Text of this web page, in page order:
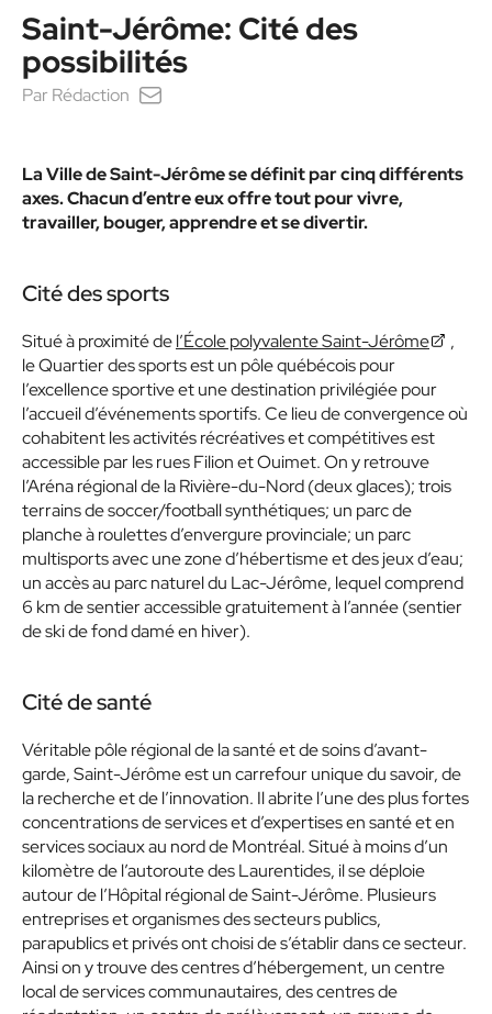
Saint-Jérôme: Cité des
possibilités
Par Rédaction
La Ville de Saint-Jérôme se définit par cinq différents
axes. Chacun d’entre eux offre tout pour vivre,
travailler, bouger, apprendre et se divertir.
Cité des sports
Situé à proximité del’École polyvalente Saint-Jérôme
,
le Quartier des sports est un pôle québécois pour
l’excellence sportive et une destination privilégiée pour
l’accueil d’événements sportifs. Ce lieu de convergence où
cohabitent les activités récréatives et compétitives est
accessible par les rues Filion et Ouimet. On y retrouve
l’Aréna régional de la Rivière-du-Nord (deux glaces); trois
terrains de soccer/football synthétiques; un parc de
planche à roulettes d’envergure provinciale; un parc
multisports avec une zone d’hébertisme et des jeux d’eau;
un accès au parc naturel du Lac-Jérôme, lequel comprend
6 km de sentier accessible gratuitement à l’année (sentier
de ski de fond damé en hiver).
Cité de santé
Véritable pôle régional de la santé et de soins d’avant-
garde, Saint-Jérôme est un carrefour unique du savoir, de
la recherche et de l’innovation. Il abrite l’une des plus fortes
concentrations de services et d’expertises en santé et en
services sociaux au nord de Montréal. Situé à moins d’un
kilomètre de l’autoroute des Laurentides, il se déploie
autour de l’Hôpital régional de Saint-Jérôme. Plusieurs
entreprises et organismes des secteurs publics,
parapublics et privés ont choisi de s’établir dans ce secteur.
Ainsi on y trouve des centres d’hébergement, un centre
local de services communautaires, des centres de